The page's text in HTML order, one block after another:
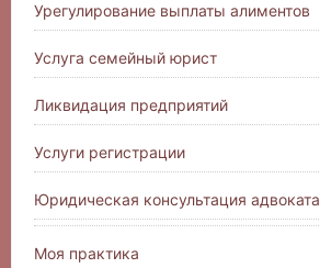
Урегулирование выплаты алиментов
Услуга семейный юрист
Ликвидация предприятий
Услуги регистрации
Юридическая консультация адвоката
Моя практика